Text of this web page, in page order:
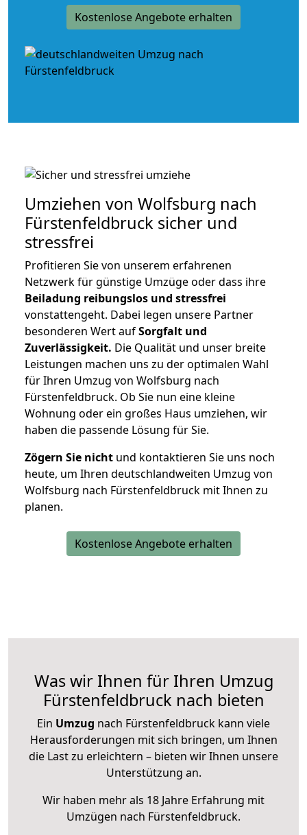
Kostenlose Angebote erhalten
Umziehen von Wolfsburg nach
Fürstenfeldbruck sicher und
stressfrei
Profitieren Sie von unserem erfahrenen
Netzwerk für günstige Umzüge oder dass ihre
Beiladung reibungslos und stressfrei
vonstattengeht. Dabei legen unsere Partner
besonderen Wert aufSorgfalt und
Zuverlässigkeit. Die Qualität und unser breite
Leistungen machen uns zu der optimalen Wahl
für Ihren Umzug von Wolfsburg nach
Fürstenfeldbruck. Ob Sie nun eine kleine
Wohnung oder ein großes Haus umziehen, wir
haben die passende Lösung für Sie.
Zögern Sie nicht und kontaktieren Sie uns noch
heute, um Ihren deutschlandweiten Umzug von
Wolfsburg nach Fürstenfeldbruck mit Ihnen zu
planen.
Kostenlose Angebote erhalten
Was wir Ihnen für Ihren Umzug
Fürstenfeldbruck nach bieten
Ein Umzug nach Fürstenfeldbruck kann viele
Herausforderungen mit sich bringen, um Ihnen
die Last zu erleichtern – bieten wir Ihnen unsere
Unterstützung an.
Wir haben mehr als 18 Jahre Erfahrung mit
Umzügen nach Fürstenfeldbruck.